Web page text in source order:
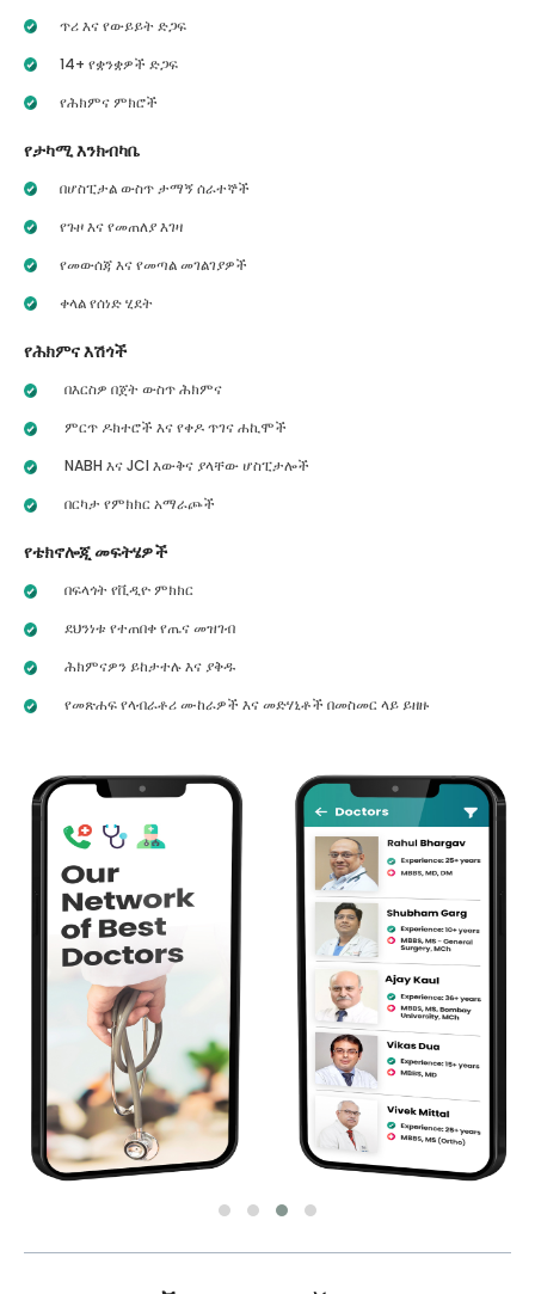
ጥሪ እና የውይይት ድጋፍ
14+ የቋንቋዎች ድጋፍ
የሕክምና ምክሮች
የታካሚ እንክብካቤ
በሆስፒታል ውስጥ ታማኝ ሰራተኞች
የጉዞ እና የመጠለያ እገዛ
የመውሰጃ እና የመጣል መገልገያዎች
ቀላል የሰነድ ሂደት
የሕክምና እሽጎች
በእርስዎ በጀት ውስጥ ሕክምና
ምርጥ ዶክተሮች እና የቀዶ ጥገና ሐኪሞች
NABH እና JCI እውቅና ያላቸው ሆስፒታሎች
በርካታ የምክክር አማራጮች
የቴክኖሎጂ መፍትሄዎች
በፍላጎት የቪዲዮ ምክክር
ደህንነቱ የተጠበቀ የጤና መዝገብ
ሕክምናዎን ይከታተሉ እና ያቅዱ
የመጽሐፍ የላብራቶሪ ሙከራዎች እና መድሃኒቶች በመስመር ላይ ይዘዙ